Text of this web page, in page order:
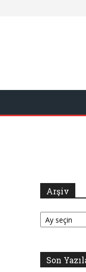
Arşiv
Arşiv
Son